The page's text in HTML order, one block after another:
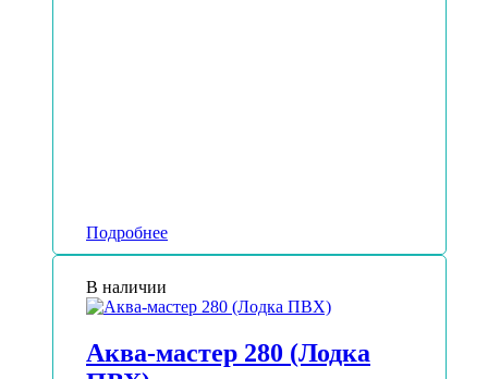
Подробнее
В наличии
Аква-мастер 280 (Лодка